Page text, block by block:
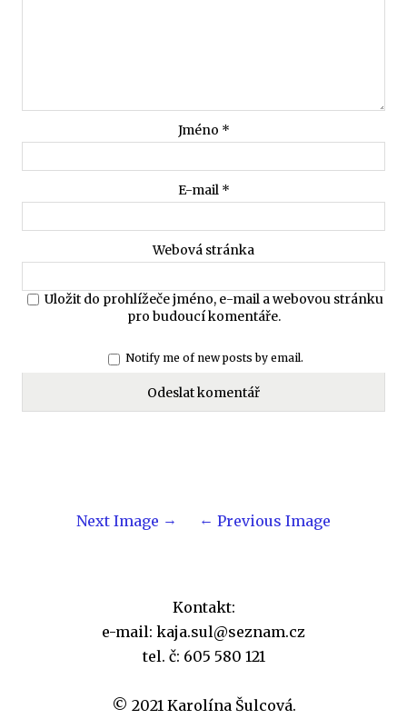
Jméno *
E-mail *
Webová stránka
Uložit do prohlížeče jméno, e-mail a webovou stránku
pro budoucí komentáře.
Notify me of new posts by email.
Next Image Previous Image
Kontakt:
e-mail: kaja.sul@seznam.cz
tel. č: 605 580 121
© 2021 Karolína Šulcová.